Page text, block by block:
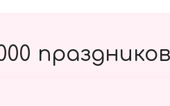
праздников